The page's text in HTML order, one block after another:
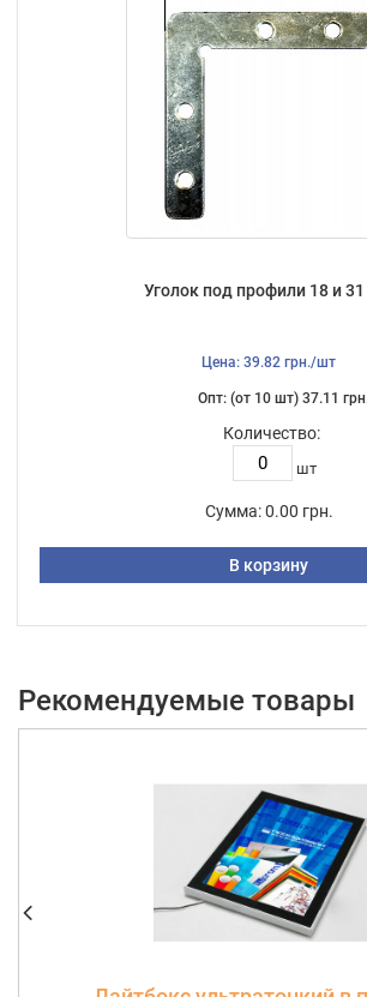
Уголок под профили 18 и
Цена: 39.82 грн./шт
Опт: (от 10 шт) 37.11
Количество:
шт
Сумма: 0.00 грн.
В корзину
Рекомендуемые товары